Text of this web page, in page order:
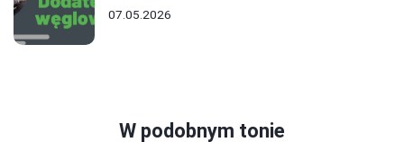
07.05.2026
W podobnym tonie